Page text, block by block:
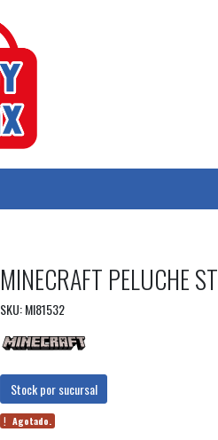
MINECRAFT PELUCHE
SKU: MI81532
Stock por sucursal
Agotado.